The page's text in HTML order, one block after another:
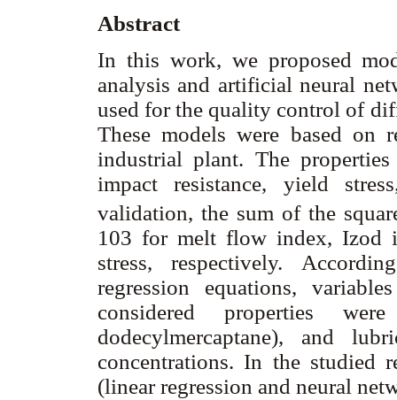
Abstract
In this work, we proposed
analysis and artificial neural
used for the quality control of
These models were based on
industrial plant. The
impact resistance, yield
validation, the sum of the
103 for melt flow index, Izod
stress, respectively.
regression equations,
considered properties
dodecylmercaptane), and
concentrations. In the studied
(linear regression and neural